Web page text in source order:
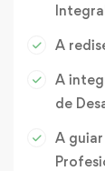
A
A
de
A